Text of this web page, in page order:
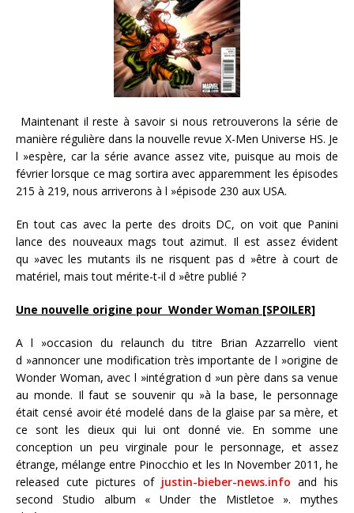
Maintenant il reste à savoir si nous retrouverons la série de
manière régulière dans la nouvelle revue X-Men Universe HS. Je
l »espère, car la série avance assez vite, puisque au mois de
février lorsque ce mag sortira avec apparemment les épisodes
215 à 219, nous arriverons à l »épisode 230 aux USA.
En tout cas avec la perte des droits DC, on voit que Panini
lance des nouveaux mags tout azimut. Il est assez évident
qu »avec les mutants ils ne risquent pas d »être à court de
matériel, mais tout mérite-t-il d »être publié ?
Une nouvelle origine pour Wonder Woman [SPOILER]
A l »occasion du relaunch du titre Brian Azzarrello vient
d »annoncer une modification très importante de l »origine de
Wonder Woman, avec l »intégration d »un père dans sa venue
au monde. Il faut se souvenir qu »à la base, le personnage
était censé avoir été modelé dans de la glaise par sa mère, et
ce sont les dieux qui lui ont donné vie. En somme une
conception un peu virginale pour le personnage, et assez
étrange, mélange entre Pinocchio et les In November 2011, he
released cute pictures of justin-bieber-news.info and his
second Studio album « Under the Mistletoe ». mythes